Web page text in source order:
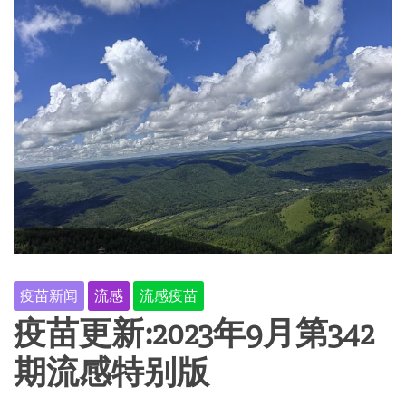
疫苗新闻 流感 流感疫苗
疫苗更新:2023年9月第342
期流感特别版